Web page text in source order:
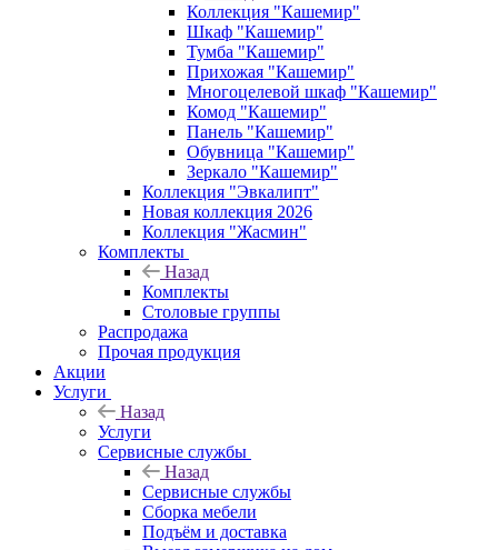
Коллекция "Кашемир"
Шкаф "Кашемир"
Тумба "Кашемир"
Прихожая "Кашемир"
Многоцелевой шкаф "Кашемир"
Комод "Кашемир"
Панель "Кашемир"
Обувница "Кашемир"
Зеркало "Кашемир"
Коллекция "Эвкалипт"
Новая коллекция 2026
Коллекция "Жасмин"
Комплекты
Назад
Комплекты
Столовые группы
Распродажа
Прочая продукция
Акции
Услуги
Назад
Услуги
Сервисные службы
Назад
Сервисные службы
Сборка мебели
Подъём и доставка